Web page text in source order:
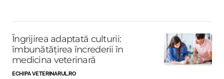
Îngrijirea adaptată culturii:
îmbunătățirea încrederii în
medicina veterinară
ECHIPA VETERINARUL.RO